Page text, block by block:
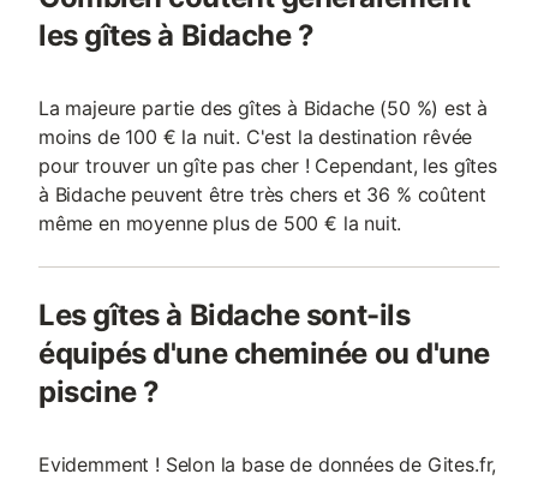
les gîtes à Bidache ?
La majeure partie des gîtes à Bidache (50 %) est à
moins de 100 € la nuit. C'est la destination rêvée
pour trouver un gîte pas cher ! Cependant, les gîtes
à Bidache peuvent être très chers et 36 % coûtent
même en moyenne plus de 500 € la nuit.
Les gîtes à Bidache sont-ils
équipés d'une cheminée ou d'une
piscine ?
Evidemment ! Selon la base de données de Gites.fr,